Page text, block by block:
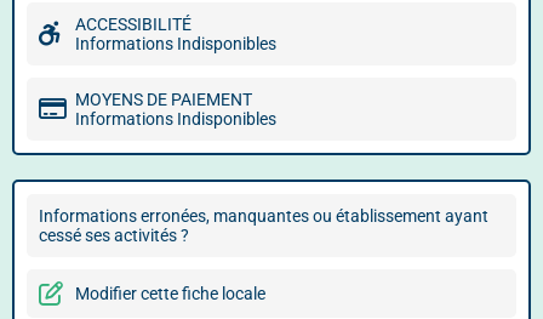
ACCESSIBILITÉ
Informations Indisponibles
MOYENS DE PAIEMENT
Informations Indisponibles
Informations erronées, manquantes ou établissement ayant
cessé ses activités ?
Modifier cette fiche locale